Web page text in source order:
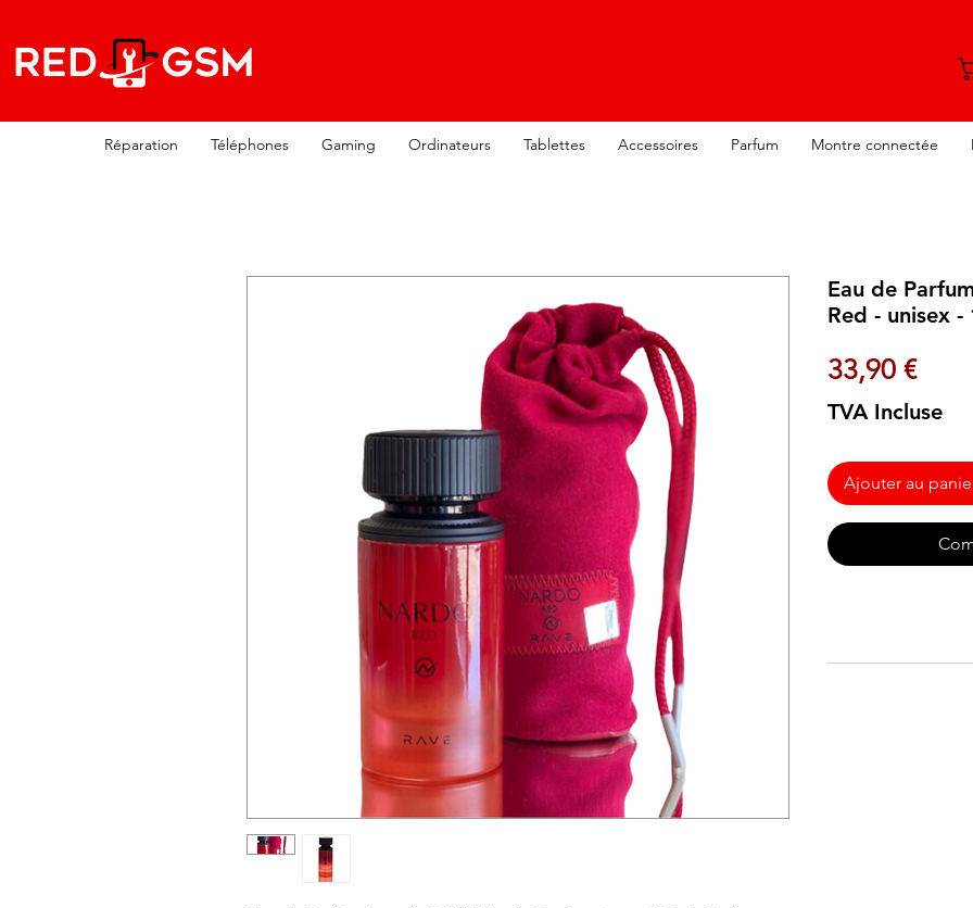
Réparation Téléphones Gaming Ordinateurs Tablettes Accessoires Parfum Montre connectée
Eau de
Red - unisex -
33,90 €Prix
TVA Incluse
Ajouter au